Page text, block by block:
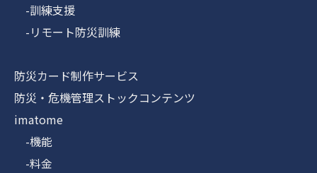
-訓練支援
-リモート防災訓練
防災カード制作サービス
防災・危機管理ストックコンテンツ
imatome
-機能
-料金